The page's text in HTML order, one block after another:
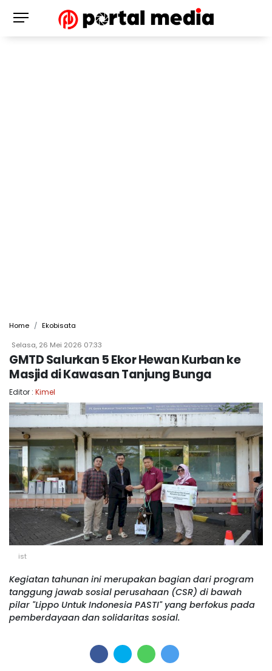
Home
Ekobisata
Selasa, 26 Mei 2026 07:33
GMTD Salurkan 5 Ekor Hewan Kurban ke
Masjid di Kawasan Tanjung Bunga
Editor : Kimel
ist
Kegiatan tahunan ini merupakan bagian dari program
tanggung jawab sosial perusahaan (CSR) di bawah
pilar "Lippo Untuk Indonesia PASTI" yang berfokus pada
pemberdayaan dan solidaritas sosial.